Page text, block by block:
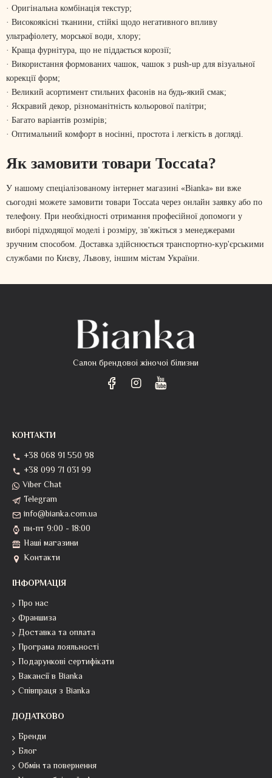
· Оригінальна комбінація текстур;
· Високоякісні тканини, стійкі щодо негативного впливу
ультрафіолету, морської води, хлору;
· Краща фурнітура, що не піддається корозії;
· Використання формованих чашок, чашок з push-up для візуальної
корекції форм;
· Великий асортимент стильних фасонів на будь-який смак;
· Яскравий декор, різноманітність кольорової палітри;
· Багато варіантів розмірів;
· Оптимальний комфорт в носінні, простота і легкість в догляді.
Як замовити товари Toccata?
У нашому спеціалізованому інтернет магазині «Bianka» ви вже
сьогодні можете замовити товари Toccata через онлайн заявку або по
телефону. При необхідності отримання професійної допомоги у
виборі підходящої моделі і розміру, зв'яжіться з менеджерами
зручним способом. Доставка здійснюється транспортно-кур'єрськими
службами по Києву, Львову, іншим містам України.
Салон брендовоі жіночоі білизни
КОНТАКТИ
+38 068 91 550 98
+38 099 71 031 99
Viber Chat
Telegram
info@bianka.com.ua
пн-пт 9:00 - 18:00
Наші магазини
Контакти
ІНФОРМАЦІЯ
Про нас
Франшиза
Доставка та оплата
Програма лояльності
Подарункові сертифікати
Вакансії в Bianka
Співпраця з Bianka
ДОДАТКОВО
Бренди
Блог
Обмін та повернення